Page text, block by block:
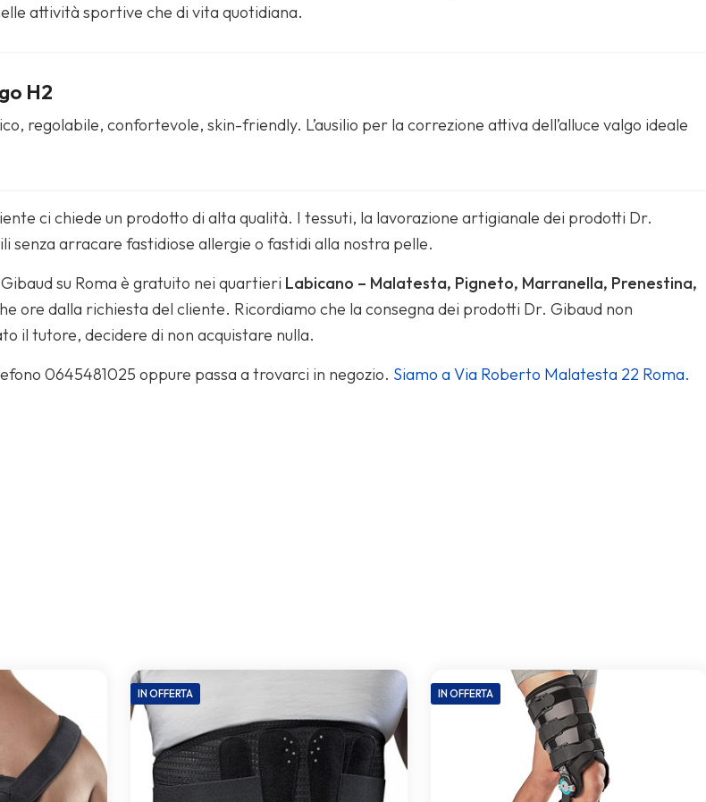
attività sportive che di vita quotidiana.
H2
regolabile, confortevole, skin-friendly. L’ausilio per la correzione attiva dell’alluce valgo ideale
ci chiede un prodotto di alta qualità. I tessuti, la lavorazione artigianale dei prodotti Dr.
senza arracare fastidiose allergie o fastidi alla nostra pelle.
su Roma è gratuito nei quartieri Labicano – Malatesta, Pigneto, Marranella, Prenestina,
ore dalla richiesta del cliente. Ricordiamo che la consegna dei prodotti Dr. Gibaud non
il tutore, decidere di non acquistare nulla.
0645481025 oppure passa a trovarci in negozio. Siamo a Via Roberto Malatesta 22 Roma.
IN OFFERTA IN OFFERTA